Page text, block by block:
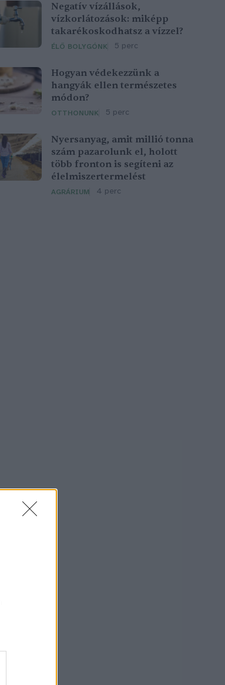
Negatív vízállások,
vízkorlátozások: miképp
takarékoskodhatsz a vízzel?
ÉLŐ BOLYGÓNK 5 perc
Hogyan védekezzünk a
hangyák ellen természetes
módon?
OTTHONUNK 5 perc
Nyersanyag, amit millió tonna
szám pazarolunk el, holott
több fronton is segíteni az
élelmiszertermelést
AGRÁRIUM 4 perc